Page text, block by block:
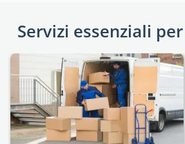
Servizi essenziali